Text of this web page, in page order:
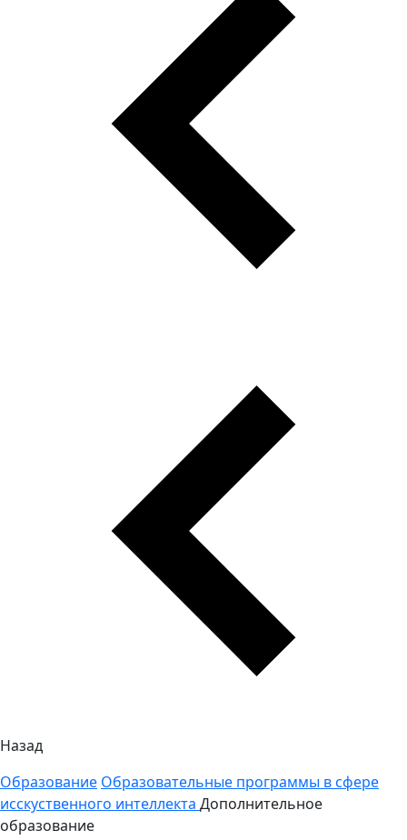
Назад
Образование Образовательные программы в сфере
исскуственного интеллекта Дополнительное
образование